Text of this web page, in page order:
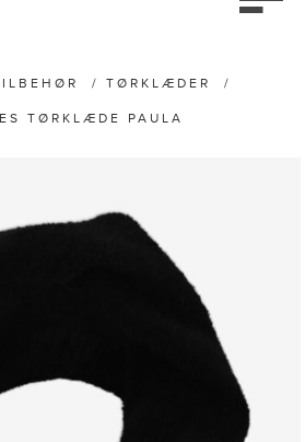
/ TØRKLÆDER /
TØRKLÆDE PAULA